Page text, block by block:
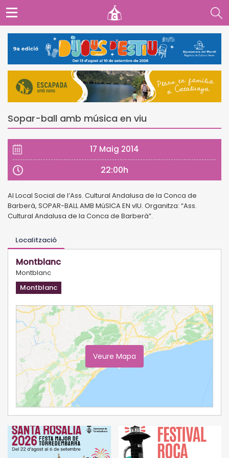
Sopar-ball amb música en viu
17 Maig 2014
22:00h
Al Local Social de l’Ass. Cultural Andalusa de la Conca de
Barberà, SOPAR-BALL AMB MúSICA EN vIU. Organitza: “Ass.
Cultural Andalusa de la Conca de Barberà”.
Localització
Montblanc
Montblanc
Montblanc
Veure Mapa